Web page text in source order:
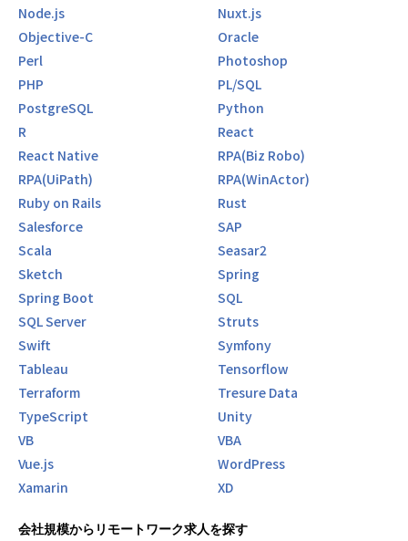
【開発環境】
言語：JavaScript（TypeScript）、PHP、Python、Java、
C、C++、C#、VB.NET、Ruby、Kotlin、Swift、Objective-
c、Delphi
フレームワーク：React、Next.js、Vue.js、Laravel、Spring
Boot、Django
インフラ：AWS（EC2, S3, RDS, Lambda, CloudFront）、G
CP、Docker、Terraform
CI/CD：GitHub Actions、CircleCI、Jenkins、Docker
DB：MySQL、PostgreSQL、MongoDB、DynamoDB、Am
azon RDS、Amazon Aurora、Amazon DynamoDB、Azur
e SQL Database、Azure Cosmos DB
ub、GitLab
【ポジションの魅力】
・多様な技術スタックに触れられる環境
・自社サービスと受託開発の両方に関われる
・エンジニア主導の開発体制
・リモートワーク・フレックス制度あり
・キャリアパスが豊富（スペシャリスト／マネジメント）
・要件定義からテスト・運用まで一貫した開発を経験可能
【必須】
Node.js
Nuxt.js
Objective-C
Oracle
Perl
Photoshop
PHP
PL/SQL
PostgreSQL
Python
R
React
React Native
RPA(Biz Robo)
RPA(UiPath)
RPA(WinActor)
Ruby on Rails
Rust
Salesforce
SAP
Scala
Seasar2
Sketch
Spring
Spring Boot
SQL
SQL Server
Struts
Swift
Symfony
Tableau
Tensorflow
Terraform
Tresure Data
TypeScript
Unity
VB
VBA
Vue.js
WordPress
Xamarin
XD
会社規模からリモートワーク求人を探す